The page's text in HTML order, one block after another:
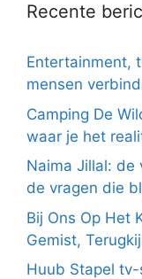
Recente
Entertainment,
mensen
Camping De
waar je het
Naima Jillal: de
de vragen die
Bij Ons Op Het
Gemist,
Huub Stapel